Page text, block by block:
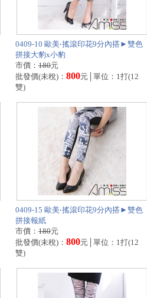
0409-10 歐美‧搖滾印花9分內搭►雙色
拼接大豹x小豹
市價： 180元
批發價(未稅)： 800元│單位：1打(12
雙)
0409-15 歐美‧搖滾印花9分內搭►雙色
拼接報紙
市價： 180元
批發價(未稅)： 800元│單位：1打(12
雙)